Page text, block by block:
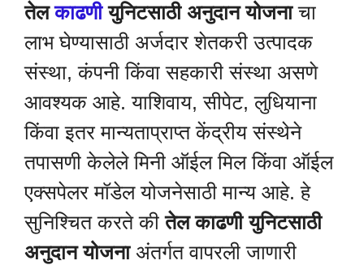
तेलकाढणीयुनिटसाठी अनुदान योजनाचा
लाभ घेण्यासाठी अर्जदार शेतकरी उत्पादक
संस्था, कंपनी किंवा सहकारी संस्था असणे
आवश्यक आहे. याशिवाय, सीपेट, लुधियाना
किंवा इतर मान्यताप्राप्त केंद्रीय संस्थेने
तपासणी केलेले मिनी ऑईल मिल किंवा ऑईल
एक्सपेलर मॉडेल योजनेसाठी मान्य आहे. हे
सुनिश्चित करते कीतेल काढणी युनिटसाठी
अनुदान योजनाअंतर्गत वापरली जाणारी